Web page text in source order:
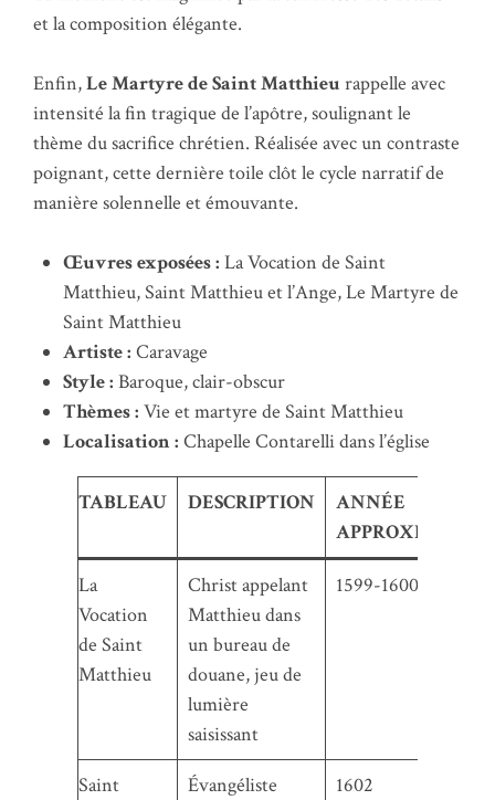
et la composition élégante.
Enfin,Le Martyre de Saint Matthieu rappelle avec
intensité la fin tragique de l’apôtre, soulignant le
thème du sacrifice chrétien. Réalisée avec un contraste
poignant, cette dernière toile clôt le cycle narratif de
manière solennelle et émouvante.
Œuvres exposées : La Vocation de Saint
Matthieu, Saint Matthieu et l’Ange, Le Martyre de
Saint Matthieu
Artiste : Caravage
Style : Baroque, clair-obscur
Thèmes : Vie et martyre de Saint Matthieu
Localisation : Chapelle Contarelli dans l’église
TABLEAU DESCRIPTION
ANNÉE
La
Vocation
de Saint
Matthieu
Christ appelant
Matthieu dans
un bureau de
douane, jeu de
lumière
saisissant
1599-1600
Saint
Évangéliste
1602